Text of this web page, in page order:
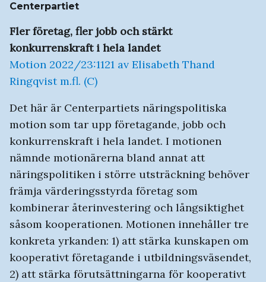
Centerpartiet
Fler företag, fler jobb och stärkt
konkurrenskraft i hela landet
Motion 2022/23:1121 av Elisabeth Thand
Ringqvist m.fl. (C)
Det här är Centerpartiets näringspolitiska
motion som tar upp företagande, jobb och
konkurrenskraft i hela landet. I motionen
nämnde motionärerna bland annat att
näringspolitiken i större utsträckning behöver
främja värderingsstyrda företag som
kombinerar återinvestering och långsiktighet
såsom kooperationen. Motionen innehåller tre
konkreta yrkanden: 1) att stärka kunskapen om
kooperativt företagande i utbildningsväsendet,
2) att stärka förutsättningarna för kooperativt